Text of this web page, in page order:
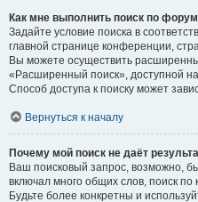
Как мне выполнить поиск по
Задайте условие поиска в
главной странице конференции,
Вы можете осуществить
«Расширенный поиск», доступной
Способ доступа к поиску может
Вернуться к началу
Почему мой поиск не даёт
Ваш поисковый запрос, возможно,
включал много общих слов, поиск
Будьте более конкретны и